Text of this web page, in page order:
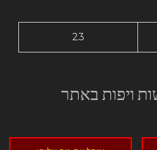
23
ויפות באתר